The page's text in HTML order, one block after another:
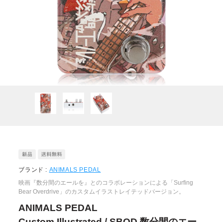
ブランド : ANIMALS PEDAL
映画『数分間のエールを』とのコラボレーションによる「Surfing
Bear Overdrive」のカスタムイラストレイテッドバージョン。
ANIMALS PEDAL